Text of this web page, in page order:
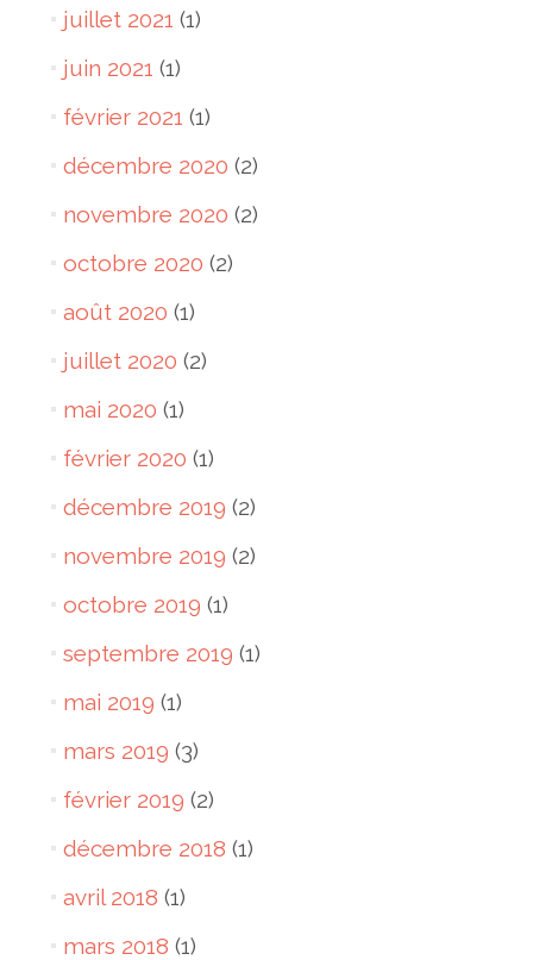
juillet 2021 (1)
juin 2021 (1)
février 2021 (1)
décembre 2020 (2)
novembre 2020 (2)
octobre 2020 (2)
août 2020 (1)
juillet 2020 (2)
mai 2020 (1)
février 2020 (1)
décembre 2019 (2)
novembre 2019 (2)
octobre 2019 (1)
septembre 2019 (1)
mai 2019 (1)
mars 2019 (3)
février 2019 (2)
décembre 2018 (1)
avril 2018 (1)
mars 2018 (1)